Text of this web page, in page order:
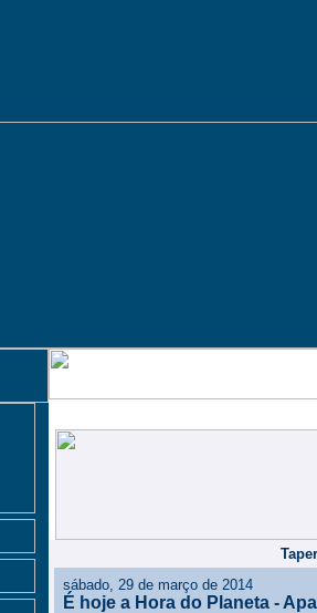
sábado, 29 de março de 2014
É hoje a Hora do Planeta -